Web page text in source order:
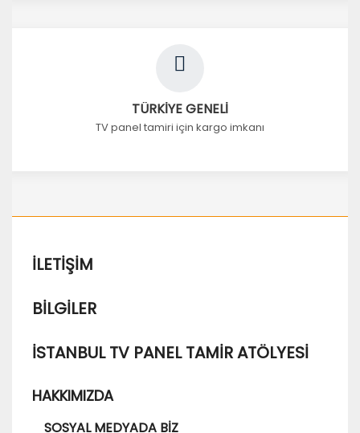
TÜRKİYE GENELİ
TV panel tamiri için kargo imkanı
İLETIŞIM
BILGILER
İSTANBUL TV PANEL TAMIR ATÖLYESI
HAKKIMIZDA
SOSYAL MEDYADA BIZ